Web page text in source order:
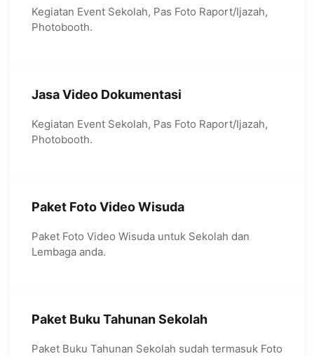
Kegiatan Event Sekolah, Pas Foto Raport/Ijazah,
Photobooth.
Jasa Video Dokumentasi
Kegiatan Event Sekolah, Pas Foto Raport/Ijazah,
Photobooth.
Paket Foto Video Wisuda
Paket Foto Video Wisuda untuk Sekolah dan
Lembaga anda.
Paket Buku Tahunan Sekolah
Paket Buku Tahunan Sekolah sudah termasuk Foto